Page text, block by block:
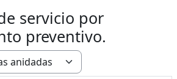
servicio por
preventivo.